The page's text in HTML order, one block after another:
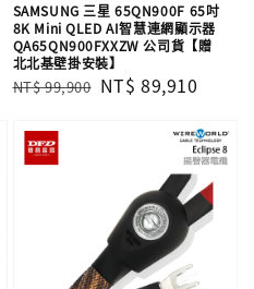
SAMSUNG 三星 65QN900F 65吋
8K Mini QLED AI智慧連網顯示器
QA65QN900FXXZW 公司貨【贈
北北基壁掛安裝】
Regular
NT$ 99,900 Sale
NT$ 89,910